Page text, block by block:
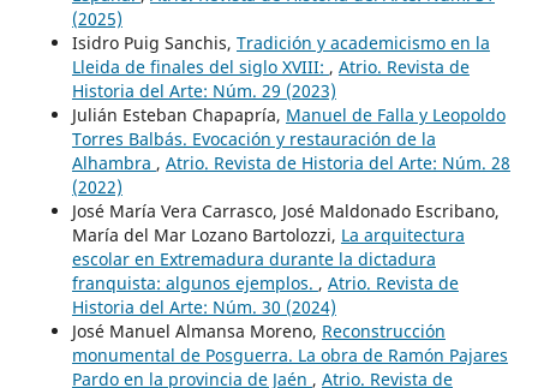
(2025)
Isidro Puig Sanchis, Tradición y academicismo en la
Lleida de finales del siglo XVIII: , Atrio. Revista de
Historia del Arte: Núm. 29 (2023)
Julián Esteban Chapapría, Manuel de Falla y Leopoldo
Torres Balbás. Evocación y restauración de la
Alhambra , Atrio. Revista de Historia del Arte: Núm. 28
(2022)
José María Vera Carrasco, José Maldonado Escribano,
María del Mar Lozano Bartolozzi, La arquitectura
escolar en Extremadura durante la dictadura
franquista: algunos ejemplos. , Atrio. Revista de
Historia del Arte: Núm. 30 (2024)
José Manuel Almansa Moreno, Reconstrucción
monumental de Posguerra. La obra de Ramón Pajares
Pardo en la provincia de Jaén , Atrio. Revista de